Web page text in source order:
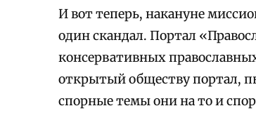
И вот теперь, накануне
один скандал. Портал
консервативных
открытый обществу портал,
спорные темы они на то и